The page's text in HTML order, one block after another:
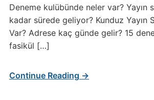
Deneme kulübünde neler var? Yayın
kadar sürede geliyor? Kunduz Yayın
Var? Adrese kaç günde gelir? 15
fasikül […]
Continue Reading →